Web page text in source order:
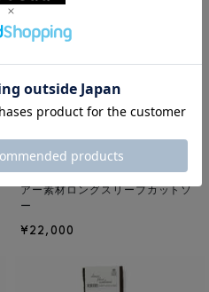
BASERANGE
BASERANGE ＜ベースレンジ＞ シ
アー素材ロングスリーブカットソ
ー
¥22,000